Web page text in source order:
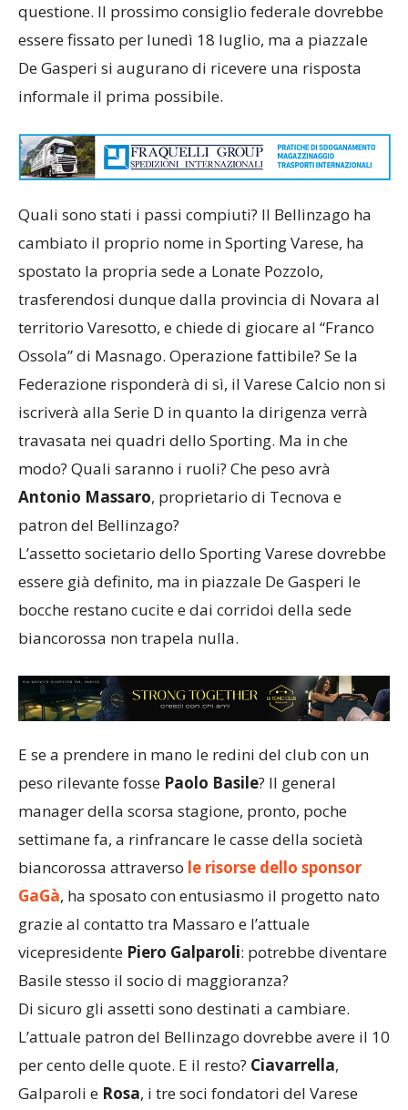
questione. Il prossimo consiglio federale dovrebbe
essere fissato per lunedì 18 luglio, ma a piazzale
De Gasperi si augurano di ricevere una risposta
informale il prima possibile.
Quali sono stati i passi compiuti? Il Bellinzago ha
cambiato il proprio nome in Sporting Varese, ha
spostato la propria sede a Lonate Pozzolo,
trasferendosi dunque dalla provincia di Novara al
territorio Varesotto, e chiede di giocare al “Franco
Ossola” di Masnago. Operazione fattibile? Se la
Federazione risponderà di sì, il Varese Calcio non si
iscriverà alla Serie D in quanto la dirigenza verrà
travasata nei quadri dello Sporting. Ma in che
modo? Quali saranno i ruoli? Che peso avrà
Antonio Massaro, proprietario di Tecnova e
patron del Bellinzago?
L’assetto societario dello Sporting Varese dovrebbe
essere già definito, ma in piazzale De Gasperi le
bocche restano cucite e dai corridoi della sede
biancorossa non trapela nulla.
E se a prendere in mano le redini del club con un
peso rilevante fosse Paolo Basile? Il general
manager della scorsa stagione, pronto, poche
settimane fa, a rinfrancare le casse della società
biancorossa attraverso le risorse dello sponsor
GaGà, ha sposato con entusiasmo il progetto nato
grazie al contatto tra Massaro e l’attuale
vicepresidente Piero Galparoli: potrebbe diventare
Basile stesso il socio di maggioranza?
Di sicuro gli assetti sono destinati a cambiare.
L’attuale patron del Bellinzago dovrebbe avere il 10
per cento delle quote. E il resto? Ciavarrella,
Galparoli e Rosa, i tre soci fondatori del Varese